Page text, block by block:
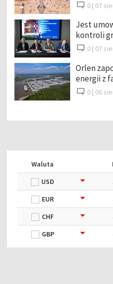
0 | 07
Jest
kontroli
0 | 07
Orlen
energii z
0 | 06
Waluta
USD
EUR
CHF
GBP